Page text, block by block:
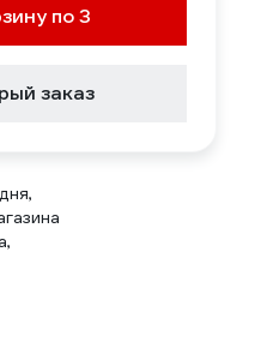
по 3
заказ